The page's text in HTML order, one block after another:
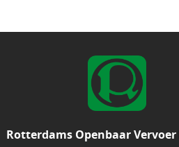
Rotterdams Openbaar